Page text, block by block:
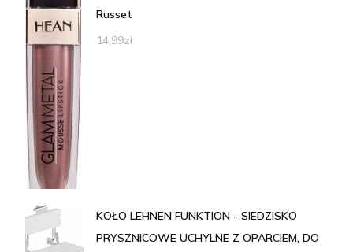
Russet
14,99zł
KOŁO LEHNEN FUNKTION - SIEDZISKO
PRYSZNICOWE UCHYLNE Z OPARCIEM, DO